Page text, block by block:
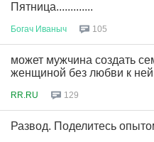
Пятница.............
Богач Иваныч 105
может мужчина создать
женщиной без любви к ней
RR.RU 129
Развод. Поделитесь